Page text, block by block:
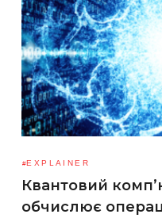
EXPLAINER
Квантовий
обчислює